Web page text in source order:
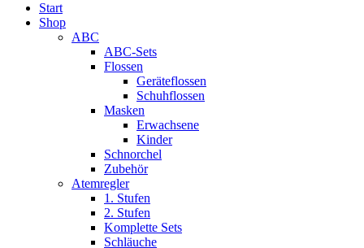
Start
Shop
ABC
ABC-Sets
Flossen
Geräteflossen
Schuhflossen
Masken
Erwachsene
Kinder
Schnorchel
Zubehör
Atemregler
1. Stufen
2. Stufen
Komplette Sets
Schläuche